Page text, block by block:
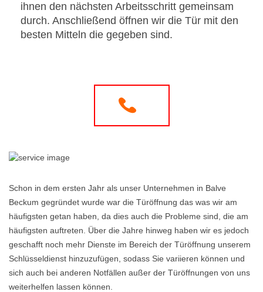
ihnen den nächsten Arbeitsschritt gemeinsam
durch. Anschließend öffnen wir die Tür mit den
besten Mitteln die gegeben sind.
Schon in dem ersten Jahr als unser Unternehmen in Balve
Beckum gegründet wurde war die Türöffnung das was wir am
häufigsten getan haben, da dies auch die Probleme sind, die am
häufigsten auftreten. Über die Jahre hinweg haben wir es jedoch
geschafft noch mehr Dienste im Bereich der Türöffnung unserem
Schlüsseldienst hinzuzufügen, sodass Sie variieren können und
sich auch bei anderen Notfällen außer der Türöffnungen von uns
weiterhelfen lassen können.